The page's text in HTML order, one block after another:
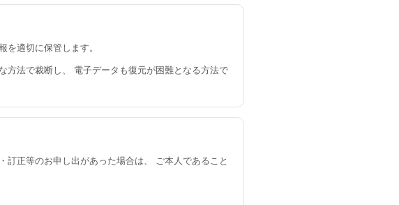
を適切に保管します。
方法で裁断し、 電子データも復元が困難となる方法で
訂正等のお申し出があった場合は、 ご本人であること